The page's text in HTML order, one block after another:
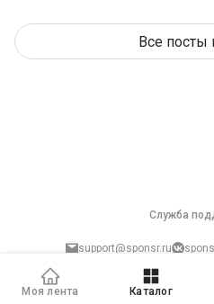
Все посты
Служба
support@sponsr.ru
Защита
Моя лента Каталог